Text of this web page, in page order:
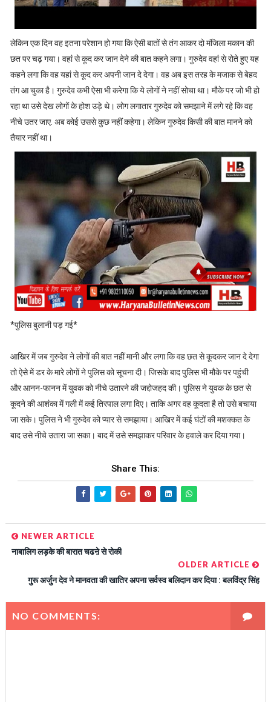
लेकिन एक दिन वह इतना परेशान हो गया कि ऐसी बातों से तंग आकर दो मंजिला मकान की
छत पर चढ़ गया। वहां से कूद कर जान देने की बात कहने लगा। गुरुदेव वहां से रोते हुए यह
कहने लगा कि वह यहां से कूद कर अपनी जान दे देगा। वह अब इस तरह के मजाक से बेहद
तंग आ चुका है। गुरुदेव कभी ऐसा भी करेगा कि ये लोगों ने नहीं सोचा था। मौके पर जो भी हो
रहा था उसे देख लोगों के होश उड़े थे। लोग लगातार गुरुदेव को समझाने में लगे रहे कि वह
नीचे उतर जाए. अब कोई उससे कुछ नहीं कहेगा। लेकिन गुरुदेव किसी की बात मानने को
तैयार नहीं था।
*पुलिस बुलानी पड़ गई*
आखिर में जब गुरुदेव ने लोगों की बात नहीं मानी और लगा कि वह छत से कूदकर जान दे देगा
तो ऐसे में डर के मारे लोगों ने पुलिस को सूचना दी। जिसके बाद पुलिस भी मौके पर पहुंची
और आनन-फानन में युवक को नीचे उतारने की जद्दोजहद की। पुलिस ने युवक के छत से
कूदने की आशंका में गली में कई तिरपाल लगा दिए। ताकि अगर वह कूदता है तो उसे बचाया
जा सके। पुलिस ने भी गुरुदेव को प्यार से समझाया। आखिर में कई घंटों की मशक्कत के
बाद उसे नीचे उतारा जा सका। बाद में उसे समझाकर परिवार के हवाले कर दिया गया।
Share This:
NEWER ARTICLE
नाबालिग लड़के की बारात चढऩे से रोकी
OLDER ARTICLE
गुरू अर्जुन देव ने मानवता की खातिर अपना सर्वस्व बलिदान कर दिया : बलविंद्र सिंह
NO COMMENTS: